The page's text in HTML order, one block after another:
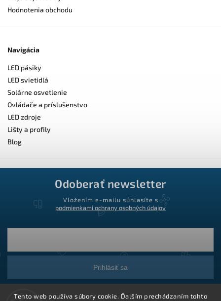
Tento web používa súbory cookie. Ďalším prechádzaním tohto
Hodnotenia obchodu
Navigácia
LED pásiky
LED svietidlá
Solárne osvetlenie
Ovládače a príslušenstvo
LED zdroje
Lišty a profily
Blog
Odoberať newsletter
Vložením e-mailu súhlasíte s
podmienkami ochrany osobných údajov
Prihlásiť sa